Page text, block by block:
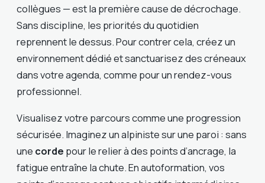
collègues — est la première cause de décrochage.
Sans discipline, les priorités du quotidien
reprennent le dessus. Pour contrer cela, créez un
environnement dédié et sanctuarisez des créneaux
dans votre agenda, comme pour un rendez-vous
professionnel.
Visualisez votre parcours comme une progression
sécurisée. Imaginez un alpiniste sur une paroi : sans
une corde pour le relier à des points d’ancrage, la
fatigue entraîne la chute. En autoformation, vos